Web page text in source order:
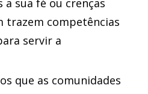
a sua fé ou crenças
trazem competências
servir a
que as comunidades